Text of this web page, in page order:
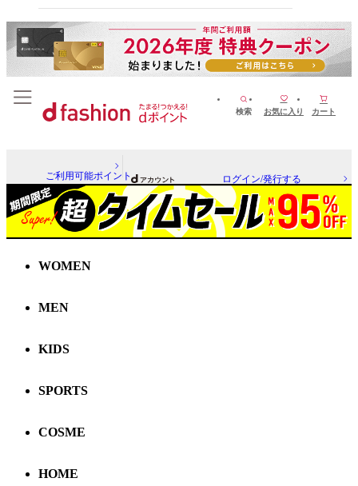
検索 お気に入り カート
ご利用可能ポイント ログイン/発行する
WOMEN
MEN
KIDS
SPORTS
COSME
HOME